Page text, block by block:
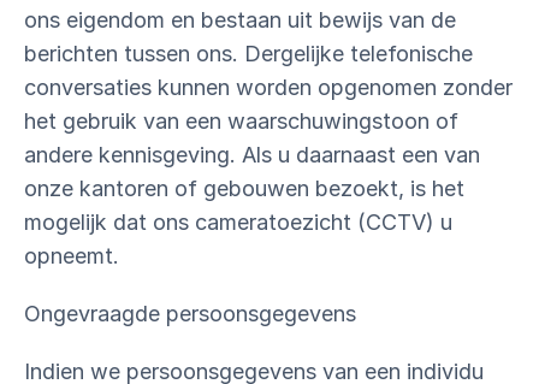
ons eigendom en bestaan uit bewijs van de
berichten tussen ons. Dergelijke telefonische
conversaties kunnen worden opgenomen zonder
het gebruik van een waarschuwingstoon of
andere kennisgeving. Als u daarnaast een van
onze kantoren of gebouwen bezoekt, is het
mogelijk dat ons cameratoezicht (CCTV) u
opneemt.
Ongevraagde persoonsgegevens
Indien we persoonsgegevens van een individu